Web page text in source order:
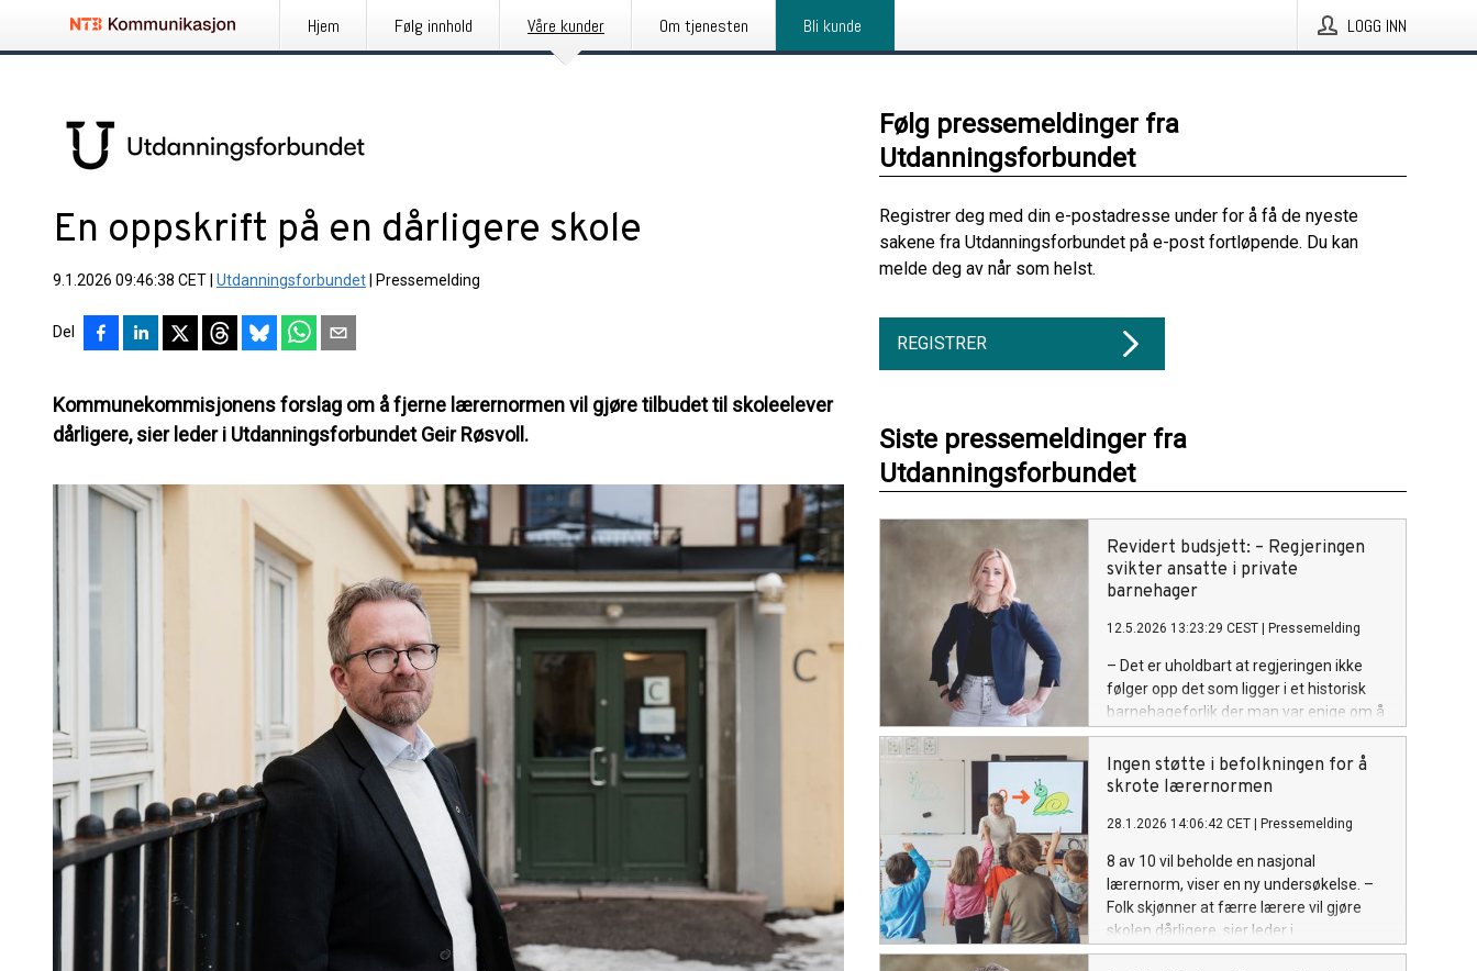
Hjem Følg innhold Våre kunder Om tjenesten Bli kunde LOGG INN
En oppskrift på en dårligere skole
9.1.2026 09:46:38 CET Utdanningsforbundet Pressemelding
Del
Kommunekommisjonens forslag om å fjerne lærernormen vil gjøre tilbudet til skoleelever
dårligere, sier leder i Utdanningsforbundet Geir Røsvoll.
Følg pressemeldinger fra
Utdanningsforbundet
Registrer deg med din e-postadresse under for å få de nyeste
sakene fra Utdanningsforbundet på e-post fortløpende. Du kan
melde deg av når som helst.
REGISTRER
Siste pressemeldinger fra
Utdanningsforbundet
Revidert budsjett: – Regjeringen
svikter ansatte i private
barnehager
12.5.2026 13:23:29 CEST Pressemelding
– Det er uholdbart at regjeringen ikke
følger opp det som ligger i et historisk
barnehageforlik der man var enige om å
finansiere pensjon til ansatte i private
barnehager, sier nestleder Ann Mari Milo
Lorentzen i Utdanningsforbundet.
Ingen støtte i befolkningen for å
skrote lærernormen
28.1.2026 14:06:42 CET Pressemelding
8 av 10 vil beholde en nasjonal
lærernorm, viser en ny undersøkelse. –
Folk skjønner at færre lærere vil gjøre
skolen dårligere, sier leder i
Utdanningsforbundet Geir Røsvoll.